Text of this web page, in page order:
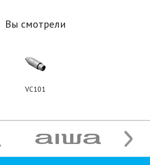
Вы смотрели
VC101